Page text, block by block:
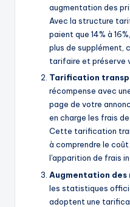
augmentation des
Avec la structure
paient que 14% à
plus de supplément,
tarifaire et préserve
Tarification
récompense avec
page de votre
en charge les frais
Cette tarification
à comprendre le
l'apparition de frais
Augmentation
les statistiques
adoptent une